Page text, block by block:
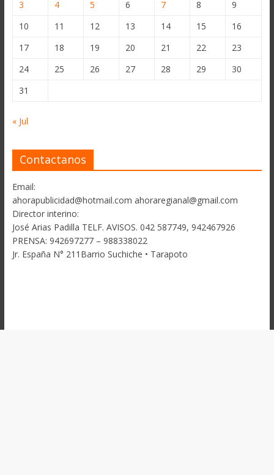
3
4 5 6 7 8
9
10
11 12 13 14 15
16
17
18 19 20 21 22
23
24
25 26 27 28 29
30
31
« Jul
Contactanos
Email:
ahorapublicidad@hotmail.com ahoraregianal@gmail.com
Director interino:
José Arias Padilla TELF. AVISOS. 042 587749, 942467926
PRENSA: 942697277 – 988338022
Jr. España N° 211Barrio Suchiche • Tarapoto